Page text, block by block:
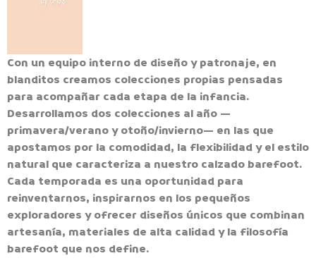
Con un equipo interno de diseño y patronaje, en
blanditos creamos colecciones propias pensadas
para acompañar cada etapa de la infancia.
Desarrollamos dos colecciones al año —
primavera/verano y otoño/invierno— en las que
apostamos por la comodidad, la flexibilidad y el estilo
natural que caracteriza a nuestro calzado barefoot.
Cada temporada es una oportunidad para
reinventarnos, inspirarnos en los pequeños
exploradores y ofrecer diseños únicos que combinan
artesanía, materiales de alta calidad y la filosofía
barefoot que nos define.